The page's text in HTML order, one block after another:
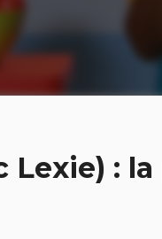
Lexie) :